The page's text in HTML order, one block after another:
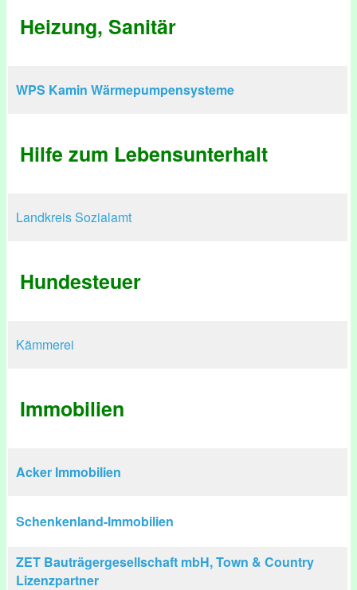
Heizung, Sanitär
WPS Kamin Wärmepumpensysteme
Hilfe zum Lebensunterhalt
Landkreis Sozialamt
Hundesteuer
Kämmerei
Immobilien
Acker Immobilien
Schenkenland-Immobilien
ZET Bauträgergesellschaft mbH, Town & Country
Lizenzpartner